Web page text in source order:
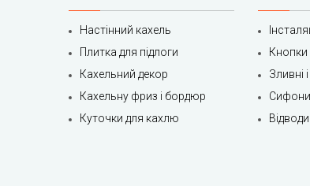
Настінний кахель
Плитка для підлоги
Кахельний декор
Кахельну фриз і бордюр
Куточки для кахлю
Кнопки
Зливні
Сифони
Відводи